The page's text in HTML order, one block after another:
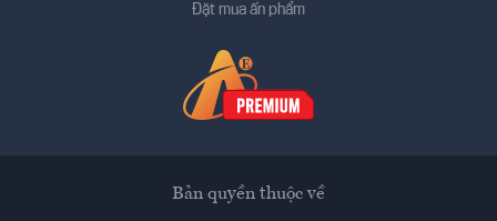
Đặt mua ấn phẩm
Bản quyền thuộc về